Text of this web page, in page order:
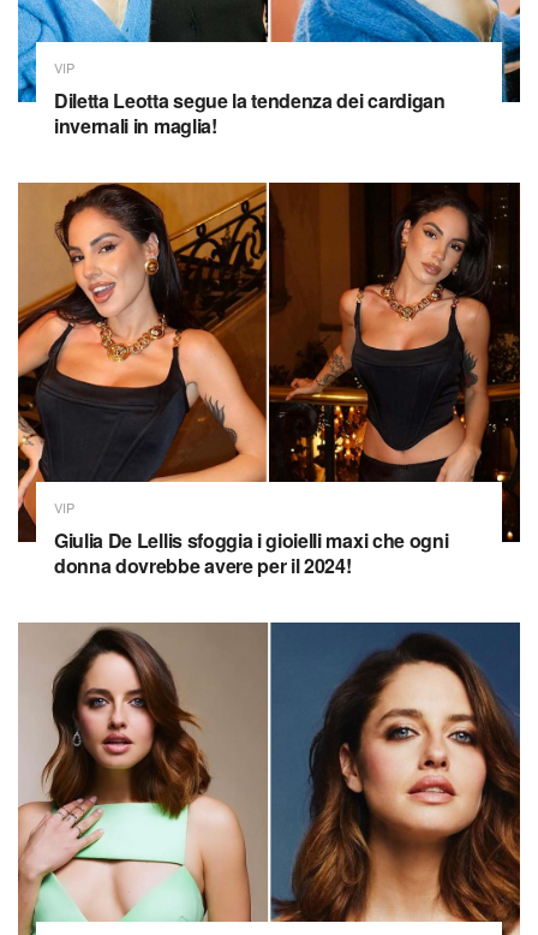
VIP
Diletta Leotta segue la tendenza dei cardigan
invernali in maglia!
VIP
Giulia De Lellis sfoggia i gioielli maxi che ogni
donna dovrebbe avere per il 2024!